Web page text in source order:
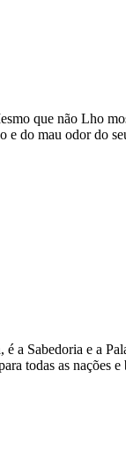
que não Lho
e do mau odor do
a Sabedoria e a
todas as nações